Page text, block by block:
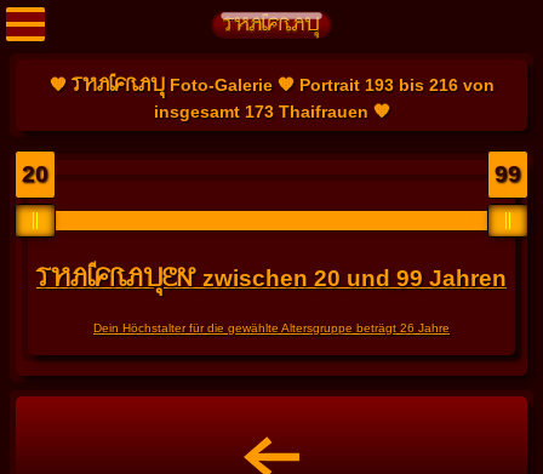
🧡 THAIFRAUFoto-Galerie 🧡 Portrait 193 bis 216 von
insgesamt 173 Thaifrauen 🧡
20 99
THAIFRAUENzwischen 20 und 99 Jahren
Dein Höchstalter für die gewählte Altersgruppe beträgt 26 Jahre